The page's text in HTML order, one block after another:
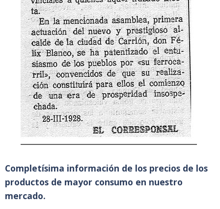
Completísima información de los precios de los
productos de mayor consumo en nuestro
mercado.